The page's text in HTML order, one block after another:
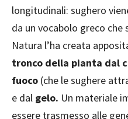
longitudinali: sughero
da un vocabolo greco che
Natura l’ha creata
tronco della pianta dal
fuoco (che le sughere
e dal gelo. Un materiale
essere trasmesso alle